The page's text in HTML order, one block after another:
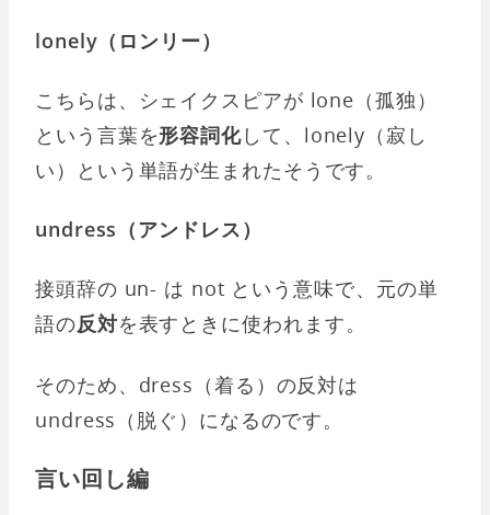
lonely（ロンリー）
こちらは、シェイクスピアが lone（孤独）
という言葉を形容詞化して、lonely（寂し
い）という単語が生まれたそうです。
undress（アンドレス）
接頭辞の un- は not という意味で、元の単
語の反対を表すときに使われます。
そのため、dress（着る）の反対は
undress（脱ぐ）になるのです。
言い回し編